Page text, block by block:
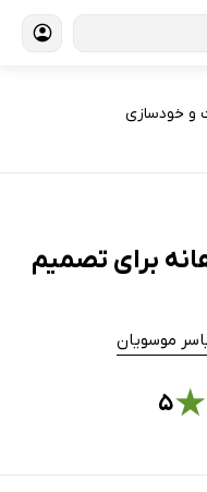
و خودسازی
برای تصمیم‌
موسویان
★۵